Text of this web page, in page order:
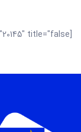
[wpforms id="20145" title="false"]